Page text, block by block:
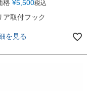
格 ¥5,500税込
ア取付フック
を見る